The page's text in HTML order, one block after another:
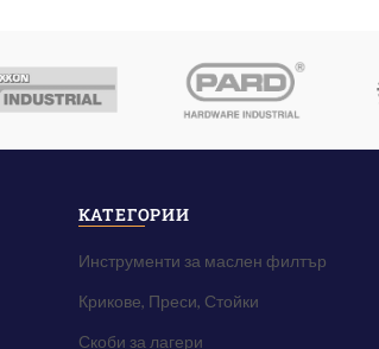
КАТЕГОРИИ
Инструменти за маслен филтър
Крикове, Преси, Стойки
Скоби за лагери